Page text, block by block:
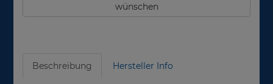
wünschen
Beschreibung Hersteller Info